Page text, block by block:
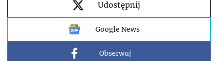
Udostępnij
Google News
Obserwuj